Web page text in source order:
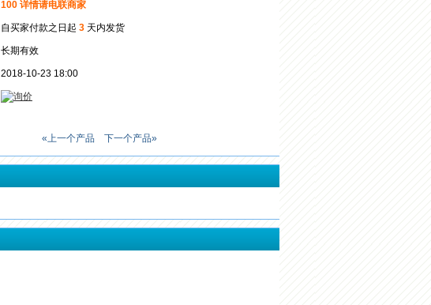
100 详情请电联商家
自买家付款之日起 3 天内发货
长期有效
2018-10-23 18:00
«上一个产品 下一个产品»